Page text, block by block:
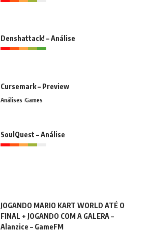
Denshattack! – Análise
Cursemark – Preview
Análises Games
SoulQuest – Análise
JOGANDO MARIO KART WORLD ATÉ O
FINAL + JOGANDO COM A GALERA –
Alanzice – GameFM